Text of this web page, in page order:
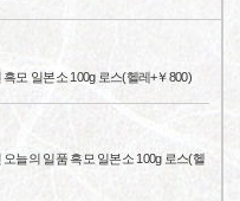
모 일본소 100g 로스(헬레+￥800)
늘의 일품 흑모 일본소 100g 로스(헬